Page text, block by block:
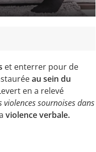
et enterrer pour de
au sein du
en a relevé
violences sournoises dans
violence verbale.